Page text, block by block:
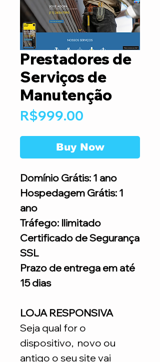
Prestadores de
Serviços de
Manutenção
R$999.00
Buy Now
Domínio Grátis: 1 ano
Hospedagem Grátis: 1
ano
Tráfego: Ilimitado
Certificado de Segurança
SSL
Prazo de entrega em até
15 dias
LOJA RESPONSIVA
Seja qual for o
dispositivo, novo ou
antigo o seu site vai